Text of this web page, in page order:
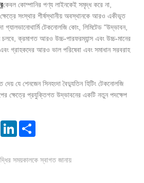
কেবল কোম্পানির পণ্য লাইনকেই সমৃদ্ধ করে না,
সংস্থার শীর্ষস্থানীয় অবস্থানকে আরও একীভূত
গ্যালভানোথার্মি টেকনোলজি কোং, লিমিটেড "উদ্ভাবন,
চলবে, ক্রমাগত আরও উচ্চ-পারফরম্যান্স এবং উচ্চ-মানের
গ্রাহকদের আরও ভাল পরিষেবা এবং সমাধান সরবরাহ
দেয় যে শেনজেন সিনহংদা বৈদ্যুতিন হিটিং টেকনোলজি
ক্ষেত্রে প্রযুক্তিগত উদ্ভাবনের একটি নতুন পদক্ষেপ
PinterestLinkedIn
সময়কালকে স্বাগত জানায়